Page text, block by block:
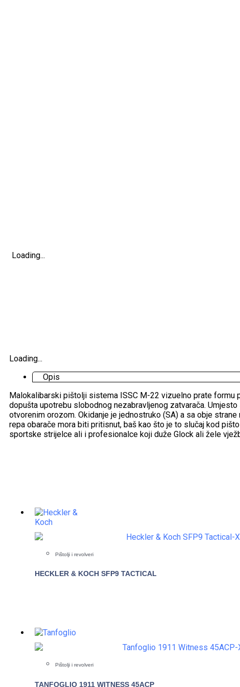
Loading...
Loading...
Opis
Malokalibarski pištolji sistema ISSC M-22 vizuelno prate formu
dopušta upotrebu slobodnog nezabravljenog zatvarača.
otvorenim orozom. Okidanje je jednostruko (SA) a sa obje
repa obarače mora biti pritisnut, baš kao što je to slučaj kod
sportske strijelce ali i profesionalce koji duže Glock ali žele
Pištolji i revolveri
HECKLER & KOCH SFP9 TACTICAL
Pištolji i revolveri
TANFOGLIO 1911 WITNESS 45ACP